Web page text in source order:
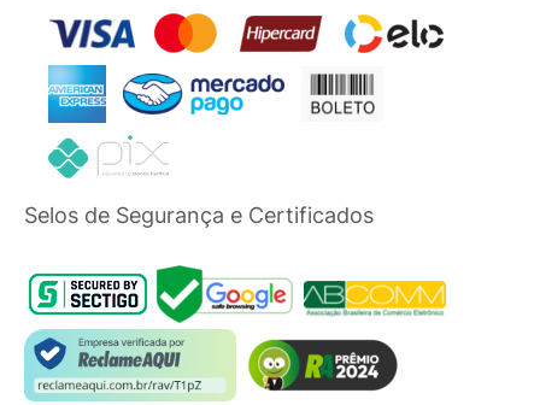
Selos de Segurança e Certificados